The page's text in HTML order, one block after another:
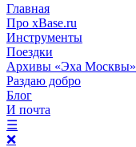
Главная
Про xBase.ru
Инструменты
Поездки
Архивы «Эха Москвы»
Раздаю добро
Блог
И почта
☰
❌